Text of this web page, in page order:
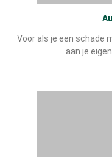
Voor als je een schade
aan je